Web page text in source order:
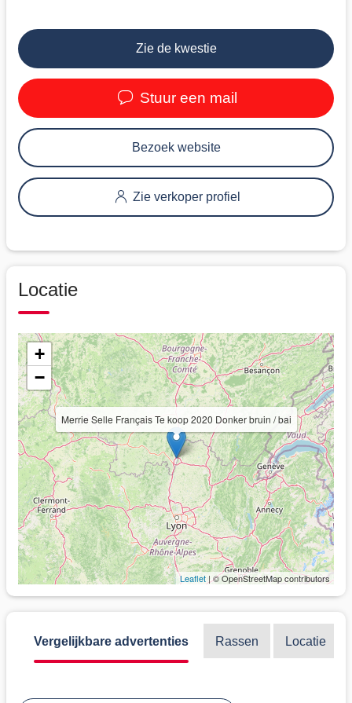
Zie de kwestie
Stuur een mail
Bezoek website
Zie verkoper profiel
Locatie
Merrie Selle Français Te koop 2020 Donker bruin / bai
+
−
Leaflet | © OpenStreetMap contributors
Vergelijkbare advertenties Rassen Locatie